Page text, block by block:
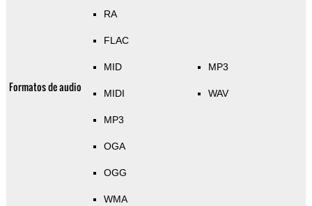
Formatos de audio
RA
FLAC
MID
MIDI
MP3
OGA
OGG
WMA
MP3
WAV